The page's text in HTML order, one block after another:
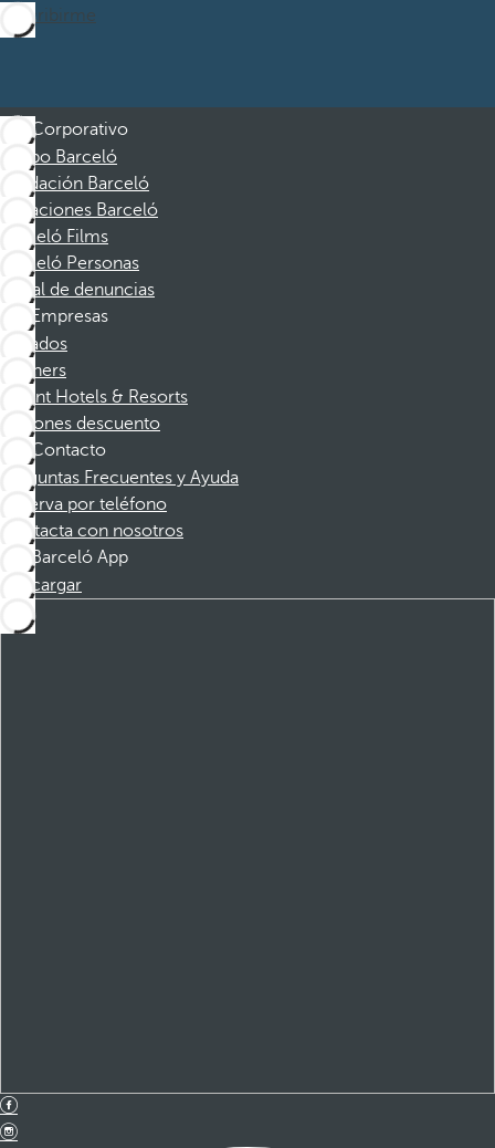
Suscribirme
Corporativo
Grupo Barceló
Fundación Barceló
Vacaciones Barceló
Barceló Films
Barceló Personas
Canal de denuncias
Empresas
Afiliados
Partners
Dorint Hotels & Resorts
Cupones descuento
Contacto
Preguntas Frecuentes y Ayuda
Reserva por teléfono
Contacta con nosotros
Barceló App
Descargar